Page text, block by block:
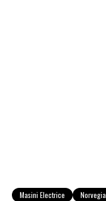
Masini Electrice Norvegia